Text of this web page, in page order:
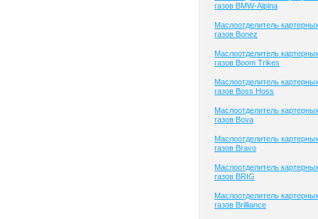
газов BMW-Alpina
Маслоотделитель
газов Bonez
Маслоотделитель
газов Boom Trikes
Маслоотделитель
газов Boss Hoss
Маслоотделитель
газов Bova
Маслоотделитель
газов Bravo
Маслоотделитель
газов BRIG
Маслоотделитель
газов Brilliance